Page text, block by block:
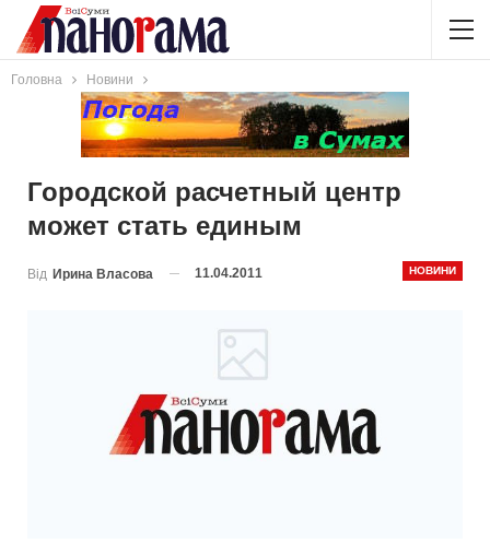
Головна Новини
Городской расчетный центр
может стать единым
НОВИНИ
Від Ирина Власова 11.04.2011